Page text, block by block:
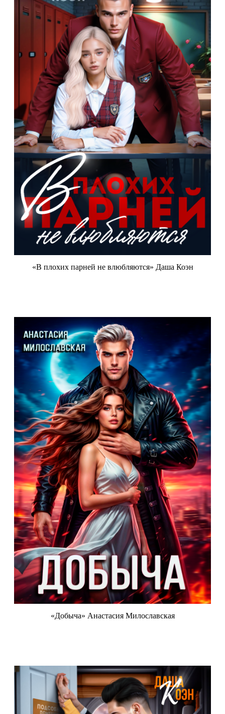
«В плохих парней не влюбляются» Даша Коэн
«Добыча» Анастасия Милославская